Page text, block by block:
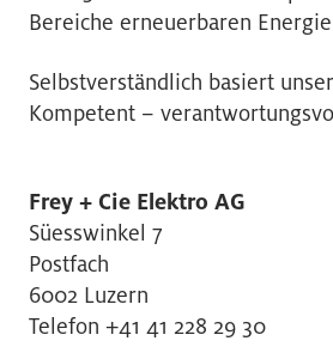
Bereiche erneuerbaren
Selbstverständlich basiert
Kompetent –
Frey + Cie Elektro AG
Süesswinkel 7
Postfach
6002 Luzern
Telefon +41 41 228 29 30